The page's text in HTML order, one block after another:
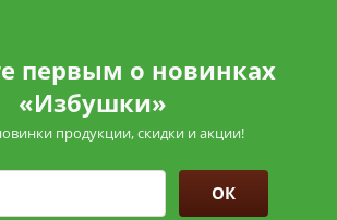
первым о новинках
«Избушки»
продукции, скидки и акции!
ОК